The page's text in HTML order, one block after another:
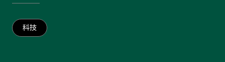
科技